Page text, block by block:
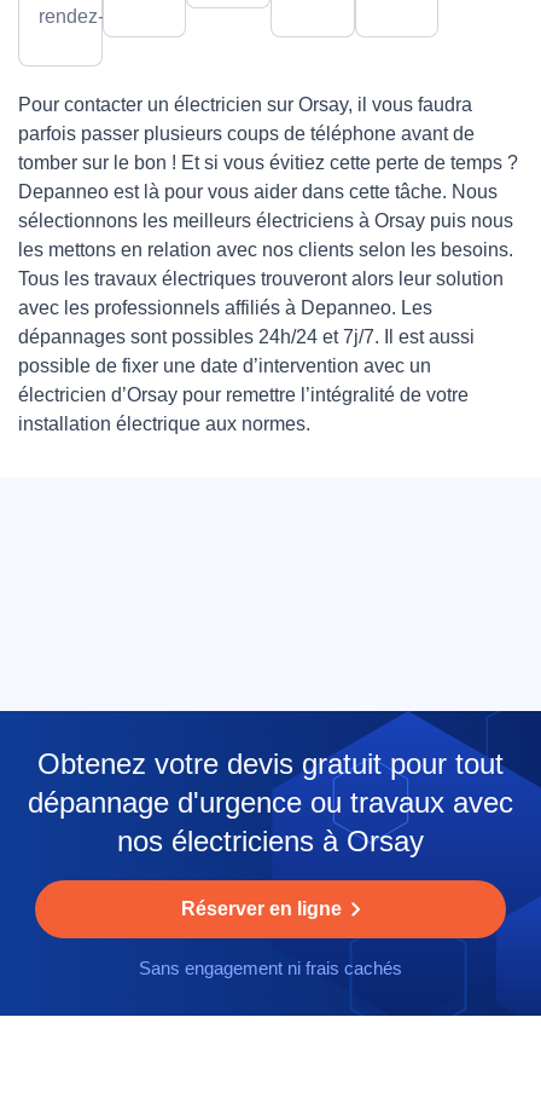
rendez-vous
Pour contacter un électricien sur Orsay, il vous faudra
parfois passer plusieurs coups de téléphone avant de
tomber sur le bon ! Et si vous évitiez cette perte de temps ?
Depanneo est là pour vous aider dans cette tâche. Nous
sélectionnons les meilleurs électriciens à Orsay puis nous
les mettons en relation avec nos clients selon les besoins.
Tous les travaux électriques trouveront alors leur solution
avec les professionnels affiliés à Depanneo. Les
dépannages sont possibles 24h/24 et 7j/7. Il est aussi
possible de fixer une date d’intervention avec un
électricien d’Orsay pour remettre l’intégralité de votre
installation électrique aux normes.
Obtenez votre devis gratuit pour tout
dépannage d'urgence ou travaux avec
nos électriciens à Orsay
Réserver en ligne
Sans engagement ni frais cachés